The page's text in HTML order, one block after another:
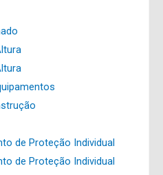
de Proteção Individual
de Proteção Individual